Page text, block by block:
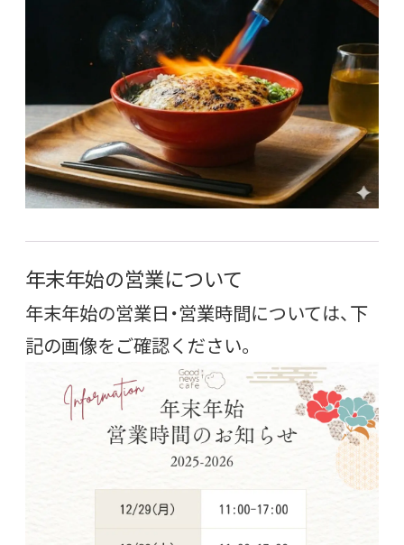
年末年始の営業について
年末年始の営業日・営業時間については、下
記の画像をご確認ください。